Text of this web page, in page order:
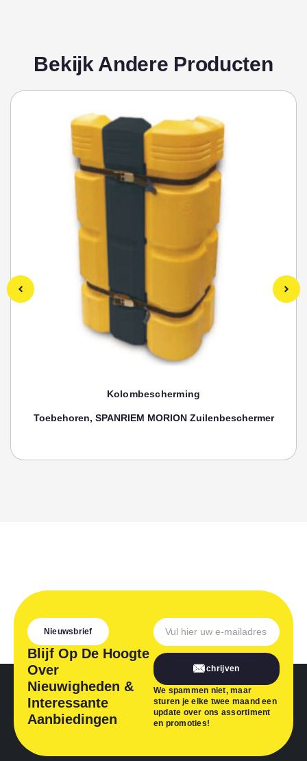
Bekijk Andere Producten
Toebehoren, VERLENGSTUK
Nieuwsbrief
Blijf Op De Hoogte
Over
Nieuwigheden &
Interessante
Aanbiedingen
Inschrijven
We spammen niet, maar
sturen je elke twee maand een
update over ons assortiment
en promoties!